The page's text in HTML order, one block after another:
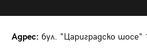
Адрес: бул. "Цариградско шосе"